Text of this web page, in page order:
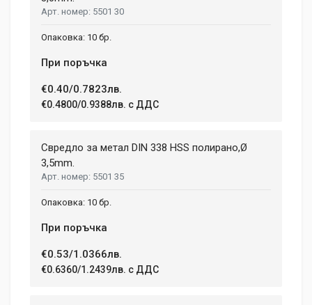
1
Write A Review
Your Name
Email Address
5501 30
10 бр.
При поръчка
€0.40/0.7823лв.
€0.4800/0.9388лв. с ДДС
Свредло за метал DIN 338 HSS полирано,Ø
3,5mm.
5501 35
10 бр.
При поръчка
€0.53/1.0366лв.
€0.6360/1.2439лв. с ДДС